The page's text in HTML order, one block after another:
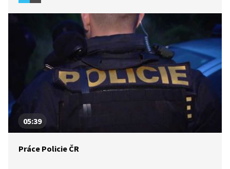
k pádům aut do vody a v zimě zachraňují lidi, kteří
propadli ledem. HZS doplňují ještě hasiči lezci, kteří
pracují všude tam, kde je zapotřebí lanová technika.
Každá složka je něčím specifická, všechny však spojuje
obrovská psychická a fyzická zátěž.
05:39
Práce Policie ČR